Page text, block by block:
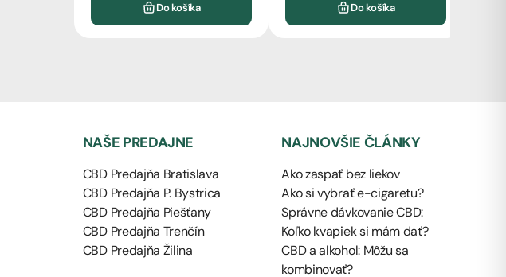
Do košíka Do košíka
NAŠE PREDAJNE
CBD Predajňa Bratislava
CBD Predajňa P. Bystrica
CBD Predajňa Piešťany
CBD Predajňa Trenčín
CBD Predajňa Žilina
NAJNOVŠIE ČLÁNKY
Ako zaspať bez liekov
Ako si vybrať e-cigaretu?
Správne dávkovanie CBD:
Koľko kvapiek si mám dať?
CBD a alkohol: Môžu sa
kombinovať?